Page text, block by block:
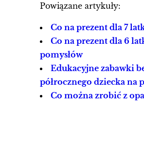
Powiązane artykuły:
Co na prezent dla 7
Co na prezent dla 6
pomysłów
Edukacyjne zabawki
półrocznego dziecka na
Co można zrobić z